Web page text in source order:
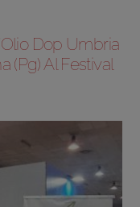
Dop Umbria
(Pg) Al Festival